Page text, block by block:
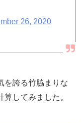
26, 2020
を誇る竹脇まりな
してみました。